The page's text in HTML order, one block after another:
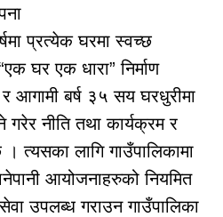
प्रत्येक घरमा स्वच्छ
घर एक धारा” निर्माण
र आगामी बर्ष ३५ सय घरधुरीमा
गरेर नीति तथा कार्यक्रम र
त्यसका लागि गाउँपालिकामा
आयोजनाहरुको नियमित
उपलब्ध गराउन गाउँपालिका